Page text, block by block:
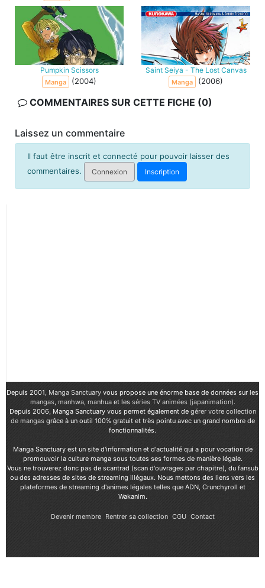
Pumpkin Scissors
Manga (2004)
Saint Seiya - The Lost Canvas
Manga (2006)
COMMENTAIRES SUR CETTE FICHE (0)
Laissez un commentaire
Il faut être inscrit et connecté pour pouvoir laisser des
commentaires.
Connexion Inscription
Depuis 2001, Manga Sanctuary vous propose une énorme base de données sur les
mangas, manhwa, manhuaet les séries TV animées (japanimation).
Depuis 2006, Manga Sanctuary vous permet également de gérer votre collection
de mangasgrâce à un outil 100% gratuit et très pointu avec un grand nombre de
fonctionnalités.
Manga Sanctuary est un site d'information et d'actualité qui a pour vocation de
promouvoir la culture manga sous toutes ses formes de manière légale.
Vous ne trouverez donc pas de scantrad (scan d'ouvrages par chapitre), du fansub
ou des adresses de sites de streaming illégaux. Nous mettons des liens vers les
plateformes de streaming d'animes légales telles que ADN, Crunchyroll et
Wakanim.
Devenir membre Rentrer sa collection CGU Contact